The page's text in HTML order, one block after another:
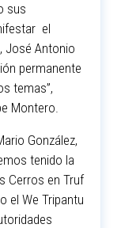
sus
el
José Antonio
permanente
temas”,
Montero.
González,
tenido la
Cerros en Truf
el We Tripantu